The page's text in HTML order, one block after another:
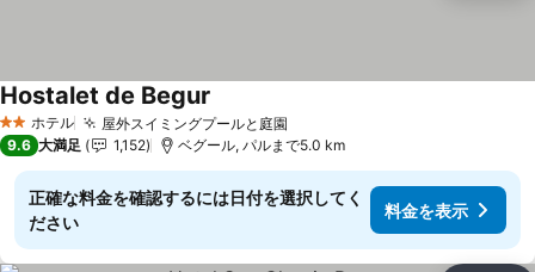
2 ホテルのランク
ホテル 屋外スイミングプールと庭園
Hostalet de Begur
9.6 大満足 1,152 ベグール, パルまで5.0 km
正確な料金を確認するには日付を選択してく
ださい
料金を表示